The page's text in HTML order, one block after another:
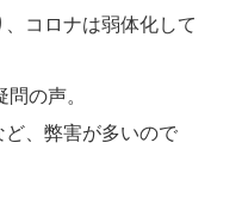
コロナは弱体化して
の声。
、弊害が多いので